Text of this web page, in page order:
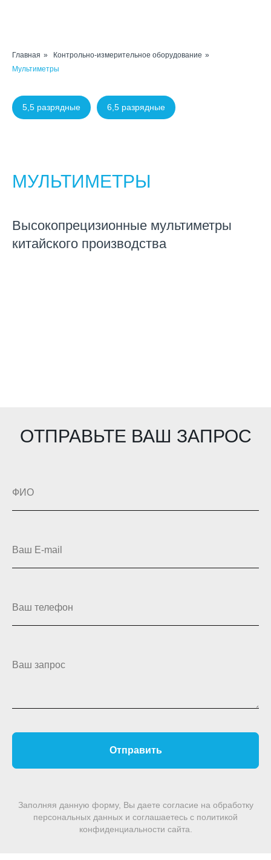
Главная » Контрольно-измерительное оборудование »
Мультиметры
5,5 разрядные 6,5 разрядные
МУЛЬТИМЕТРЫ
Высокопрецизионные мультиметры
китайского производства
ОТПРАВЬТЕ ВАШ ЗАПРОС
ФИО
Ваш E-mail
Ваш телефон
Ваш запрос
Отправить
Заполняя данную форму, Вы даете согласие на обработку
персональных данных и соглашаетесь c политикой
конфиденциальности сайта.